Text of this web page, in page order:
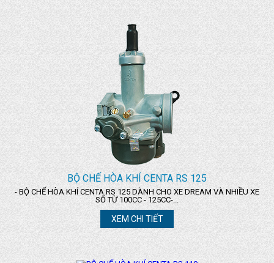
BỘ CHẾ HÒA KHÍ CENTA RS 125
- BỘ CHẾ HÒA KHÍ CENTA RS 125 DÀNH CHO XE DREAM VÀ NHIỀU XE
SỐ TỪ 100CC - 125CC-...
XEM CHI TIẾT